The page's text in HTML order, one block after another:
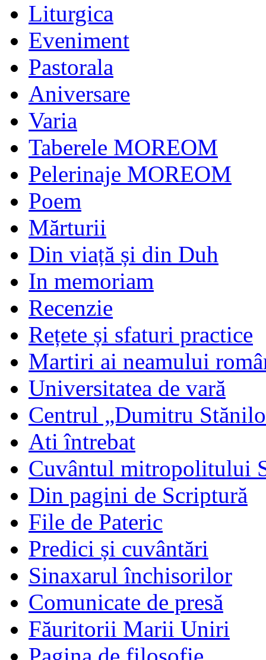
Liturgica
Eveniment
Pastorala
Aniversare
Varia
Taberele MOREOM
Pelerinaje MOREOM
Poem
Mărturii
Din viață și din Duh
In memoriam
Recenzie
Rețete și sfaturi practice
Martiri ai neamului
Universitatea de vară
Centrul „Dumitru
Ati întrebat
Cuvântul mitropolitului
Din pagini de Scriptură
File de Pateric
Predici și cuvântări
Sinaxarul închisorilor
Comunicate de presă
Făuritorii Marii Uniri